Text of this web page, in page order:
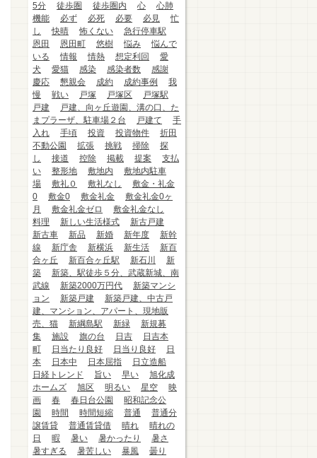
5分
徒歩圏 徒歩圏内 心
心肺
機能
必ず 必死 必要 必見
忙
し
快晴 怖くない
急行停車駅
恩田
恩田町 悠樹 悩み
悩んで
いる
情報 情熱 想定利回
愛
犬
愛猫 感染 感染者数
感謝
慶応
懇親会 成約 成約事例
我
慢
戦い 戸塚 戸塚区
戸塚駅
戸建
戸建、向ヶ丘遊園、溝の口、た
まプラーザ、駐車場２台
戸建て
手
入れ
手頃 投資 投資物件
折田
不動公園
拡張 挑戦 掃除
探
し
接道 控除 掲載 提案
支払
い
整形地 敷地内
敷地内駐車
場
敷礼０ 敷礼なし
敷金・礼金
0
敷金0 敷金礼金
敷金礼金0ヶ
月
敷金礼金ゼロ
敷金礼金なし
料理
新しい生活様式
新古戸建
新古車
新品 新婚 新年度
新幹
線
新庁舎 新横浜 新生活
新百
合ヶ丘
新百合ヶ丘駅 新石川
新
築
新築、駅徒歩５分、武蔵新城、南
武線
新築2000万円代
新築マンシ
ョン
新築戸建
新築戸建、中古戸
建、マンション、アパート、現地販
売、猫
新綱島駅 新緑
新規募
集
施設 旗の台 日吉
日吉本
町
日当たり良好 日当り良好
日
本
日本中 日本屈指
日立造船
日経トレンド
旨い 早い
旭化成
ホームズ
旭区 明るい 星空
映
画
春 春日台公園
昭和記念公
園
時間 時間短縮 普通
普通分
譲賃貸
普通賃貸借 晴れ
晴れの
日
暇 暑い 暑かったり
暑さ
暑すぎる
暑苦しい 暴風
曇り